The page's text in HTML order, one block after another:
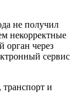
не получил
некорректные
орган через
сервис
и